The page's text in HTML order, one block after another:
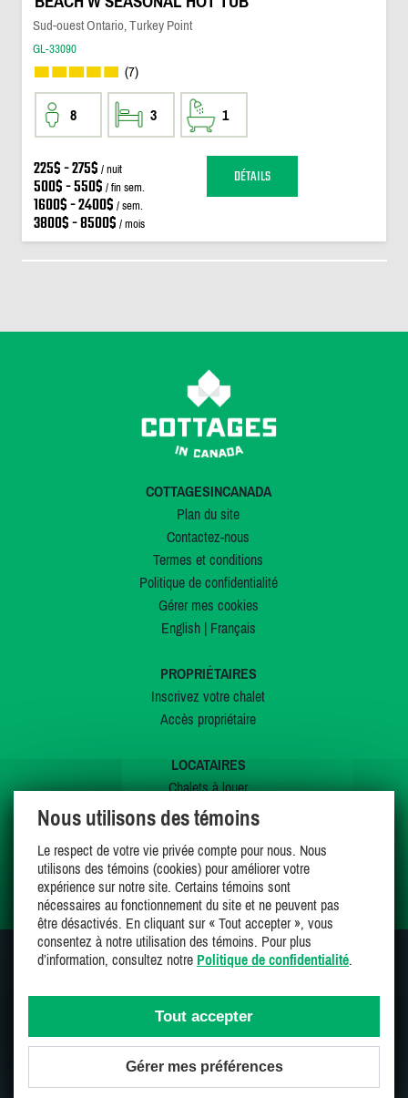
Sud-ouest Ontario, Turkey Point
GL-33090
(7)
8 3 1
225$ - 275$ / nuit
500$ - 550$ / fin sem.
1600$ - 2400$ / sem.
3800$ - 8500$ / mois
DÉTAILS
COTTAGESINCANADA
Plan du site
Contactez-nous
Termes et conditions
Politique de confidentialité
Gérer mes cookies
English| Français
PROPRIÉTAIRES
Inscrivez votre chalet
Accès propriétaire
LOCATAIRES
Chalets à louer
Chalets à vendre
Offres spéciales
Mes favoris
SUIVEZ-NOUS SUR
Une entreprise 100% canadienne et fière de l'être
Nous utilisons des témoins
Le respect de votre vie privée compte pour nous. Nous
utilisons des témoins (cookies) pour améliorer votre
expérience sur notre site. Certains témoins sont
nécessaires au fonctionnement du site et ne peuvent pas
être désactivés. En cliquant sur « Tout accepter », vous
consentez à notre utilisation des témoins. Pour plus
d’information, consultez notre Politique de confidentialité.
Tout accepter
Gérer mes préférences